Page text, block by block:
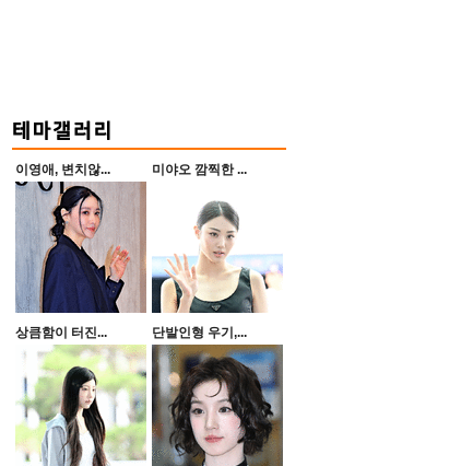
이영애, 변치않... 미야오 깜찍한 ...
상큼함이 터진... 단발인형 우기,...